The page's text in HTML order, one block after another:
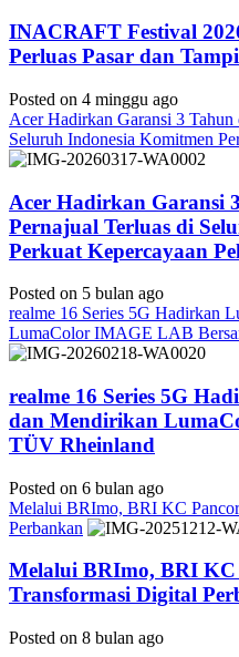
INACRAFT Festival
Perluas Pasar dan
Posted on 4 minggu ago
Acer Hadirkan Garansi 3 Tahun
Seluruh Indonesia Komitmen
Acer Hadirkan Garansi
Pernajual Terluas di
Perkuat Kepercayaan
Posted on 5 bulan ago
realme 16 Series 5G Hadirkan
LumaColor IMAGE LAB
realme 16 Series 5G
dan Mendirikan
TÜV Rheinland
Posted on 6 bulan ago
Melalui BRImo, BRI KC
Perbankan
Melalui BRImo, BRI
Transformasi Digital
Posted on 8 bulan ago